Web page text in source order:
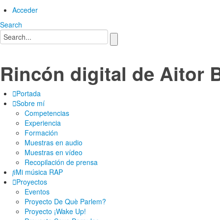
Acceder
Search
Rincón digital de Aitor
Portada
Sobre mí
Competencias
Experiencia
Formación
Muestras en audio
Muestras en vídeo
Recopilación de prensa
Mi música RAP
Proyectos
Eventos
Proyecto De Què Parlem?
Proyecto ¡Wake Up!